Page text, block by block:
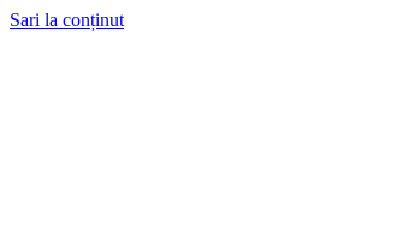
Sari la conținut